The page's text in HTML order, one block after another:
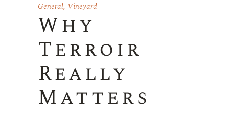
General, Vineyard
Why
Terroir
Really
Matters